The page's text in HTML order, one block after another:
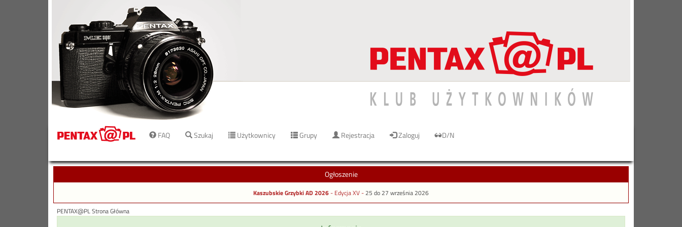
FAQ Szukaj Użytkownicy Grupy Rejestracja Zaloguj D/N
Ogłoszenie
Kaszubskie Grzybki AD 2026- Edycja XV -25 do 27 września 2026
PENTAX@PL Strona Główna